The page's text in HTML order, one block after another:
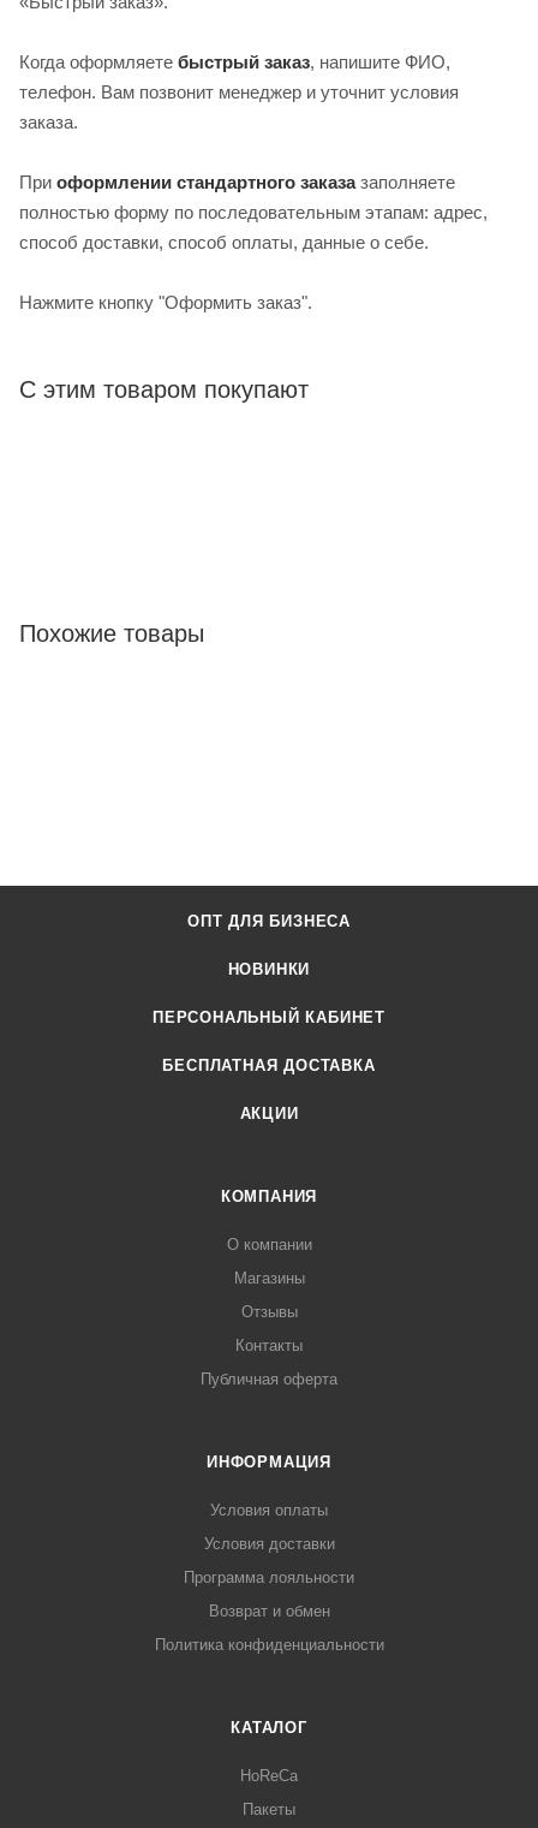
Когда оформляете быстрый заказ, напишите ФИО,
телефон. Вам позвонит менеджер и уточнит условия
заказа.
При оформлении стандартного заказа заполняете
полностью форму по последовательным этапам: адрес,
способ доставки, способ оплаты, данные о себе.
Нажмите кнопку "Оформить заказ".
С этим товаром покупают
Похожие товары
ОПТ ДЛЯ БИЗНЕСА
НОВИНКИ
ПЕРСОНАЛЬНЫЙ КАБИНЕТ
БЕСПЛАТНАЯ ДОСТАВКА
АКЦИИ
КОМПАНИЯ
О компании
Магазины
Отзывы
Контакты
Публичная оферта
ИНФОРМАЦИЯ
Условия оплаты
Условия доставки
Программа лояльности
Возврат и обмен
Политика конфиденциальности
КАТАЛОГ
HoReCa
Пакеты